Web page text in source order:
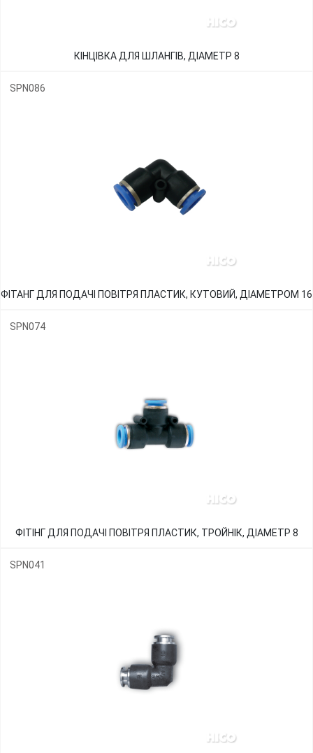
КІНЦІВКА ДЛЯ ШЛАНГІВ, ДІАМЕТР 8
SPN086
ФІТАНГ ДЛЯ ПОДАЧІ ПОВІТРЯ ПЛАСТИК, КУТОВИЙ, ДІАМЕТРОМ 16
SPN074
ФІТІНГ ДЛЯ ПОДАЧІ ПОВІТРЯ ПЛАСТИК, ТРОЙНІК, ДІАМЕТР 8
SPN041